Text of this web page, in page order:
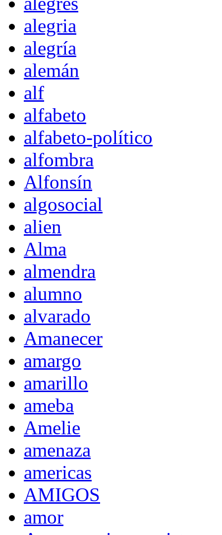
alegria
alegría
alemán
alf
alfabeto
alfabeto-político
alfombra
Alfonsín
algosocial
alien
Alma
almendra
alumno
alvarado
Amanecer
amargo
amarillo
ameba
Amelie
amenaza
americas
AMIGOS
amor